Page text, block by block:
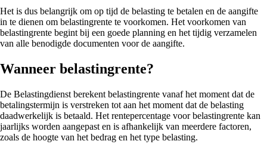
Het is dus belangrijk om op tijd de belasting te betalen en de aangifte
in te dienen om belastingrente te voorkomen. Het voorkomen van
belastingrente begint bij een goede planning en het tijdig verzamelen
van alle benodigde documenten voor de aangifte.
Wanneer belastingrente?
De Belastingdienst berekent belastingrente vanaf het moment dat de
betalingstermijn is verstreken tot aan het moment dat de belasting
daadwerkelijk is betaald. Het rentepercentage voor belastingrente kan
jaarlijks worden aangepast en is afhankelijk van meerdere factoren,
zoals de hoogte van het bedrag en het type belasting.